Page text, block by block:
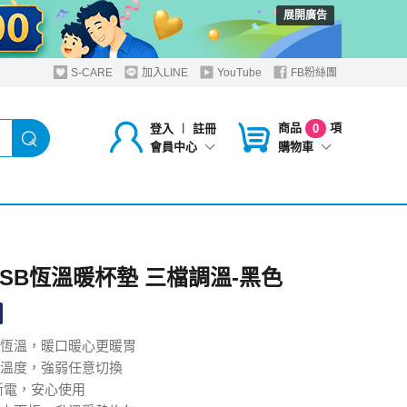
展開廣告
S-CARE 加入LINE YouTube FB粉絲團
登入 ︱
註冊
會員中心
商品 0
項
購物車
恆溫暖杯墊 三檔調溫-黑色
溫，暖口暖心更暖胃
度，強弱任意切換
，安心使用